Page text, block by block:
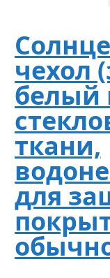
чехол
белый
ткани,
для